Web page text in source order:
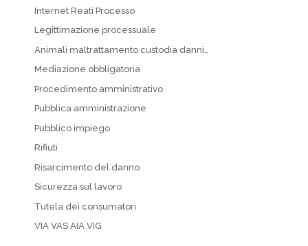
Internet Reati Processo
Legittimazione processuale
Animali maltrattamento custodia danni…
Mediazione obbligatoria
Procedimento amministrativo
Pubblica amministrazione
Pubblico impiego
Rifiuti
Risarcimento del danno
Sicurezza sul lavoro
Tutela dei consumatori
VIA VAS AIA VIG